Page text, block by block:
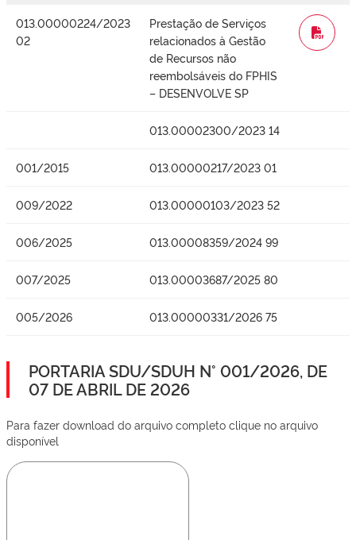
013.00000224/2023
02
Prestação de Serviços
relacionados à Gestão
de Recursos não
reembolsáveis do FPHIS
– DESENVOLVE SP
WORD
013.00002300/2023 14
001/2015 013.00000217/2023 01
009/2022 013.00000103/2023 52
006/2025 013.00008359/2024 99
007/2025 013.00003687/2025 80
005/2026 013.00000331/2026 75
PORTARIA SDU/SDUH N° 001/2026, DE
07 DE ABRIL DE 2026
Para fazer download do arquivo completo clique no arquivo
disponível